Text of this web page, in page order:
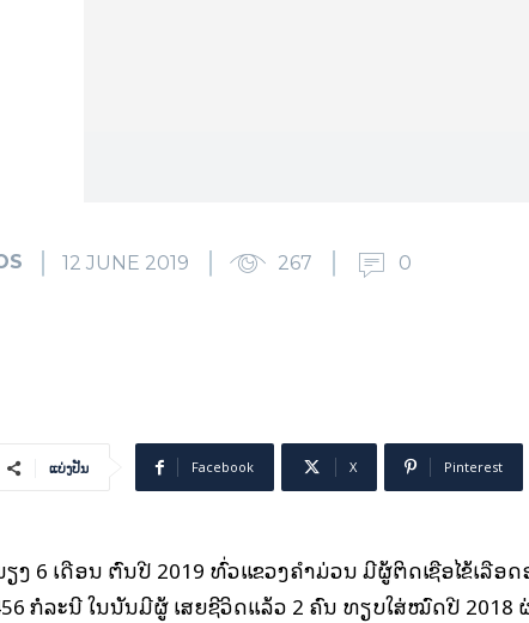
12 JUNE 2019 267 0
ແບ່ງປັນ Facebook X Pinterest
ງ 6 ເດືອນ ຕົ້ນປີ 2019 ທົ່ວແຂວງຄຳມ່ວນ ມີຜູ້ຕິດເຊື້ອໄຂ້ເລືອ
ກໍລະນີ ໃນນັ້ນມີຜູ້ ເສຍຊີວິດແລ້ວ 2 ຄົນ ທຽບໃສ່ໝົດປີ 2018